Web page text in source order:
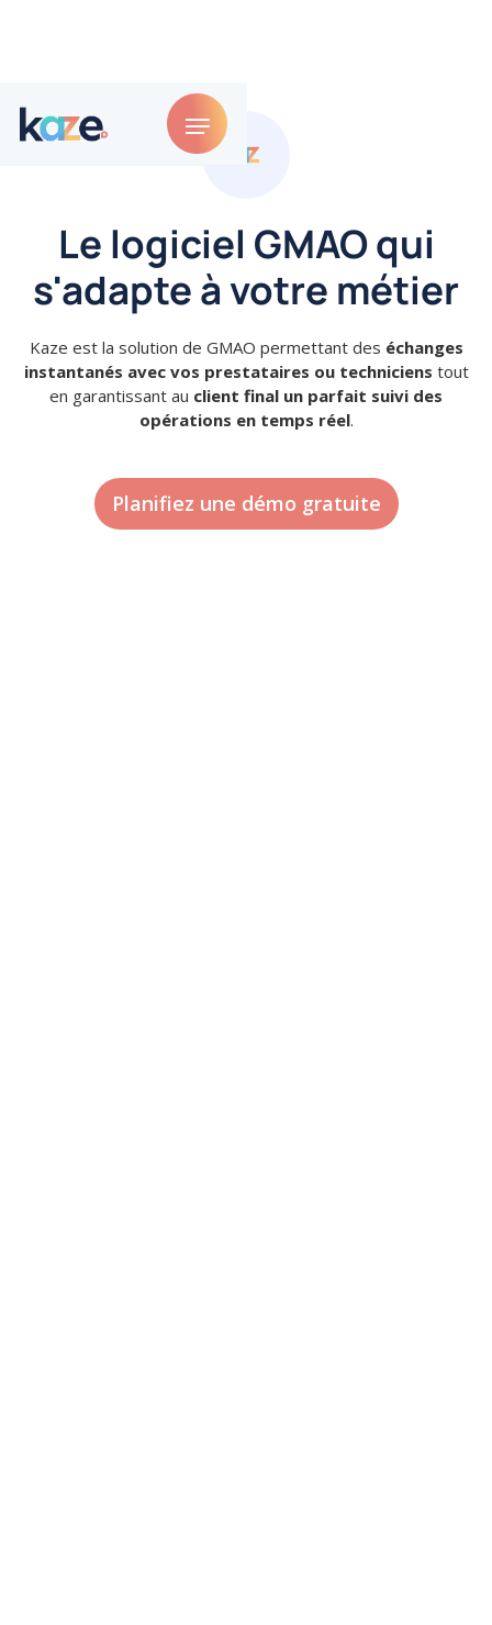
Le logiciel GMAO qui
s'adapte à votre métier
Kaze est la solution de GMAO permettant des échanges
instantanés avec vos prestataires ou techniciens tout
en garantissant au client final un parfait suivi des
opérations en temps réel.
Planifiez une démo gratuite